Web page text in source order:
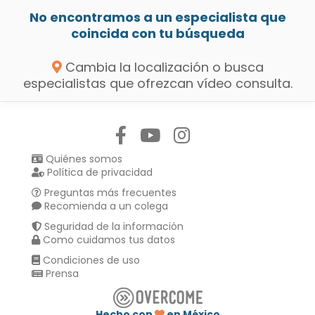
No encontramos a un especialista que
coincida con tu búsqueda
Cambia la localización o busca
especialistas que ofrezcan vídeo consulta.
Quiénes somos
Política de privacidad
Preguntas más frecuentes
Recomienda a un colega
Seguridad de la información
Como cuidamos tus datos
Condiciones de uso
Prensa